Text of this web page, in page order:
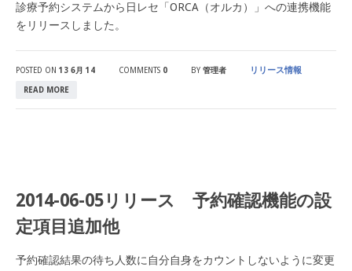
診療予約システムから日レセ「ORCA（オルカ）」への連携機能
をリリースしました。
POSTED ON 13 6月 14 COMMENTS 0 BY 管理者 リリース情報
READ MORE
2014-06-05リリース 予約確認機能の設
定項目追加他
予約確認結果の待ち人数に自分自身をカウントしないように変更